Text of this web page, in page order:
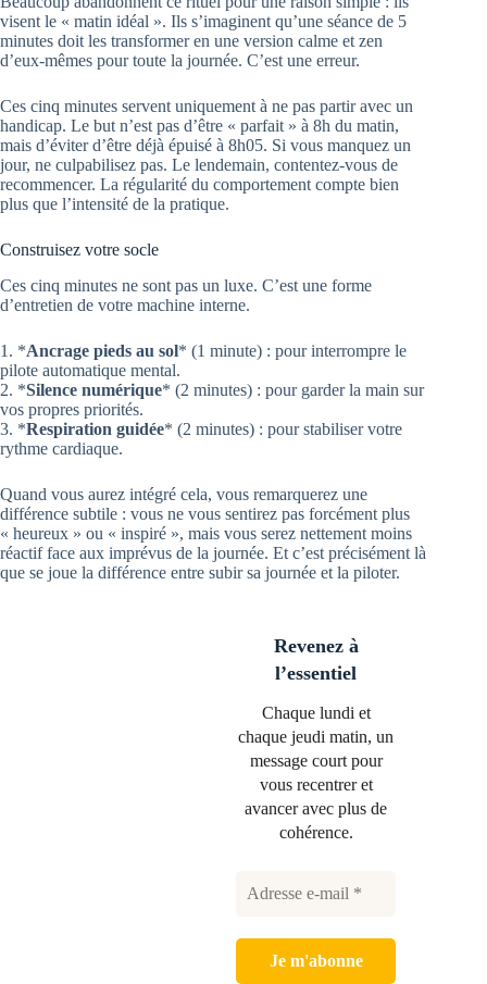
visent le « matin idéal ». Ils s’imaginent qu’une séance de 5
minutes doit les transformer en une version calme et zen
d’eux-mêmes pour toute la journée. C’est une erreur.
Ces cinq minutes servent uniquement à ne pas partir avec un
handicap. Le but n’est pas d’être « parfait » à 8h du matin,
mais d’éviter d’être déjà épuisé à 8h05. Si vous manquez un
jour, ne culpabilisez pas. Le lendemain, contentez-vous de
recommencer. La régularité du comportement compte bien
plus que l’intensité de la pratique.
Construisez votre socle
Ces cinq minutes ne sont pas un luxe. C’est une forme
d’entretien de votre machine interne.
1. *Ancrage pieds au sol* (1 minute) : pour interrompre le
pilote automatique mental.
2. *Silence numérique* (2 minutes) : pour garder la main sur
vos propres priorités.
3. *Respiration guidée* (2 minutes) : pour stabiliser votre
rythme cardiaque.
Quand vous aurez intégré cela, vous remarquerez une
différence subtile : vous ne vous sentirez pas forcément plus
« heureux » ou « inspiré », mais vous serez nettement moins
réactif face aux imprévus de la journée. Et c’est précisément là
que se joue la différence entre subir sa journée et la piloter.
Revenez à
l’essentiel
Chaque lundi et
chaque jeudi matin, un
message court pour
vous recentrer et
avancer avec plus de
cohérence.